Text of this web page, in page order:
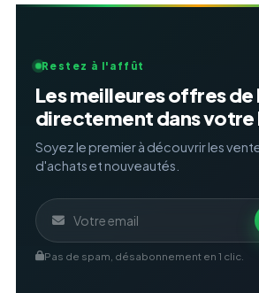
Restez à l'affût
Les meilleures offres de
directement dans votre
Soyez le premier à découvrir les
d'achats et nouveautés.
Pas de spam, désabonnement en 1 clic.